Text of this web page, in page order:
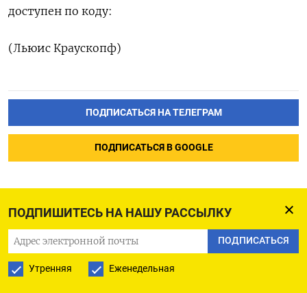
ПОДПИШИТЕСЬ НА НАШУ РАССЫЛКУ
ПОДПИСАТЬСЯ
Утренняя Еженедельная
доступен по коду:
(Льюис Краускопф)
ПОДПИСАТЬСЯ НА ТЕЛЕГРАМ
ПОДПИСАТЬСЯ В GOOGLE
Доллар стабилен -
трейдеры ждут